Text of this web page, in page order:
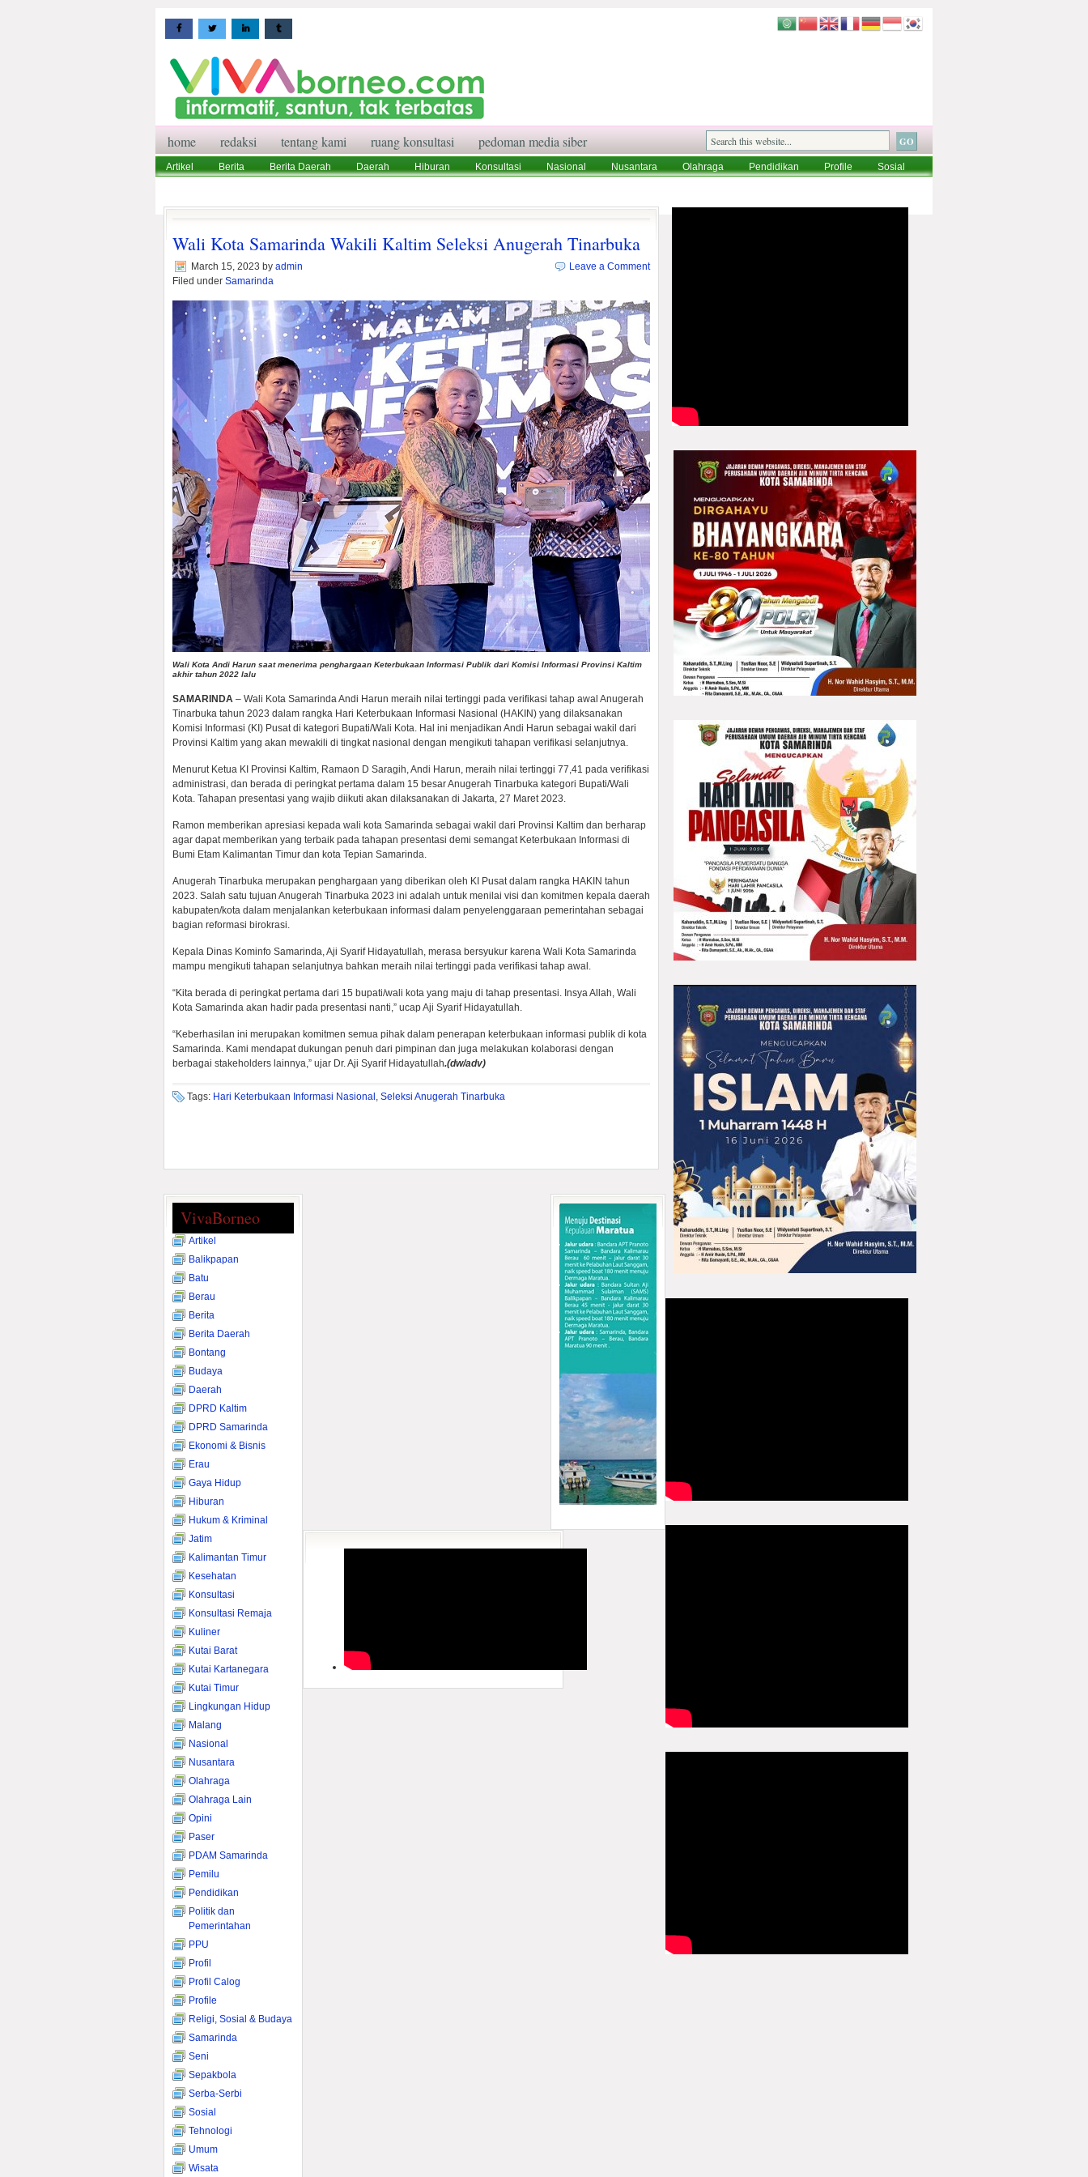
home redaksi tentang kami ruang konsultasi pedoman media siber
Artikel Berita Berita Daerah Daerah Hiburan Konsultasi Nasional Nusantara Olahraga Pendidikan Profile
Sosial
Wali Kota Samarinda Wakili Kaltim Seleksi Anugerah Tinarbuka
March 15, 2023 by admin
Filed under Samarinda
Leave a Comment
Wali Kota Andi Harun saat menerima penghargaan Keterbukaan Informasi Publik dari Komisi Informasi Provinsi Kaltim
akhir tahun 2022 lalu
SAMARINDA – Wali Kota Samarinda Andi Harun meraih nilai tertinggi pada verifikasi tahap awal Anugerah
Tinarbuka tahun 2023 dalam rangka Hari Keterbukaan Informasi Nasional (HAKIN) yang dilaksanakan
Komisi Informasi (KI) Pusat di kategori Bupati/Wali Kota. Hal ini menjadikan Andi Harun sebagai wakil dari
Provinsi Kaltim yang akan mewakili di tingkat nasional dengan mengikuti tahapan verifikasi selanjutnya.
Menurut Ketua KI Provinsi Kaltim, Ramaon D Saragih, Andi Harun, meraih nilai tertinggi 77,41 pada verifikasi
administrasi, dan berada di peringkat pertama dalam 15 besar Anugerah Tinarbuka kategori Bupati/Wali
Kota. Tahapan presentasi yang wajib diikuti akan dilaksanakan di Jakarta, 27 Maret 2023.
Ramon memberikan apresiasi kepada wali kota Samarinda sebagai wakil dari Provinsi Kaltim dan berharap
agar dapat memberikan yang terbaik pada tahapan presentasi demi semangat Keterbukaan Informasi di
Bumi Etam Kalimantan Timur dan kota Tepian Samarinda.
Anugerah Tinarbuka merupakan penghargaan yang diberikan oleh KI Pusat dalam rangka HAKIN tahun
2023. Salah satu tujuan Anugerah Tinarbuka 2023 ini adalah untuk menilai visi dan komitmen kepala daerah
kabupaten/kota dalam menjalankan keterbukaan informasi dalam penyelenggaraan pemerintahan sebagai
bagian reformasi birokrasi.
Kepala Dinas Kominfo Samarinda, Aji Syarif Hidayatullah, merasa bersyukur karena Wali Kota Samarinda
mampu mengikuti tahapan selanjutnya bahkan meraih nilai tertinggi pada verifikasi tahap awal.
“Kita berada di peringkat pertama dari 15 bupati/wali kota yang maju di tahap presentasi. Insya Allah, Wali
Kota Samarinda akan hadir pada presentasi nanti,” ucap Aji Syarif Hidayatullah.
“Keberhasilan ini merupakan komitmen semua pihak dalam penerapan keterbukaan informasi publik di kota
Samarinda. Kami mendapat dukungan penuh dari pimpinan dan juga melakukan kolaborasi dengan
berbagai stakeholders lainnya,” ujar Dr. Aji Syarif Hidayatullah.(dw/adv)
Tags: Hari Keterbukaan Informasi Nasional , Seleksi Anugerah Tinarbuka
VivaBorneo
Artikel
Balikpapan
Batu
Berau
Berita
Berita Daerah
Bontang
Budaya
Daerah
DPRD Kaltim
DPRD Samarinda
Ekonomi & Bisnis
Erau
Gaya Hidup
Hiburan
Hukum & Kriminal
Jatim
Kalimantan Timur
Kesehatan
Konsultasi
Konsultasi Remaja
Kuliner
Kutai Barat
Kutai Kartanegara
Kutai Timur
Lingkungan Hidup
Malang
Nasional
Nusantara
Olahraga
Olahraga Lain
Opini
Paser
PDAM Samarinda
Pemilu
Pendidikan
Politik dan
Pemerintahan
PPU
Profil
Profil Calog
Profile
Religi, Sosial & Budaya
Samarinda
Seni
Sepakbola
Serba-Serbi
Sosial
Tehnologi
Umum
Wisata